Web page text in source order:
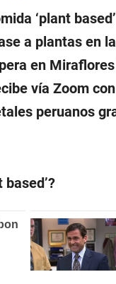
‘plant
a plantas en
en
vía Zoom
peruanos